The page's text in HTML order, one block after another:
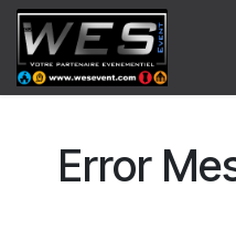
Se rendre au contenu
Error